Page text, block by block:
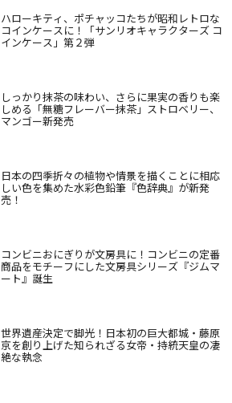
ハローキティ、ポチャッコたちが昭和レトロな
コインケースに！「サンリオキャラクターズ コ
インケース」第２弾
しっかり抹茶の味わい、さらに果実の香りも楽
しめる「無糖フレーバー抹茶」ストロベリー、
マンゴー新発売
日本の四季折々の植物や情景を描くことに相応
しい色を集めた水彩色鉛筆『色辞典』が新発
売！
コンビニおにぎりが文房具に！コンビニの定番
商品をモチーフにした文房具シリーズ『ジムマ
ート』誕生
世界遺産決定で脚光！日本初の巨大都城・藤原
京を創り上げた知られざる女帝・持統天皇の凄
絶な執念